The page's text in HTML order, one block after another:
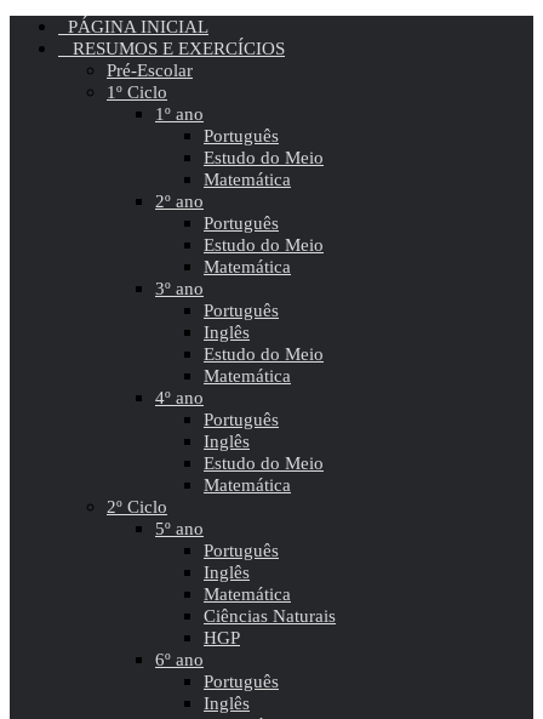
PÁGINA INICIAL
RESUMOS E EXERCÍCIOS
Pré-Escolar
1º Ciclo
1º ano
Português
Estudo do Meio
Matemática
2º ano
Português
Estudo do Meio
Matemática
3º ano
Português
Inglês
Estudo do Meio
Matemática
4º ano
Português
Inglês
Estudo do Meio
Matemática
2º Ciclo
5º ano
Português
Inglês
Matemática
Ciências Naturais
HGP
6º ano
Português
Inglês